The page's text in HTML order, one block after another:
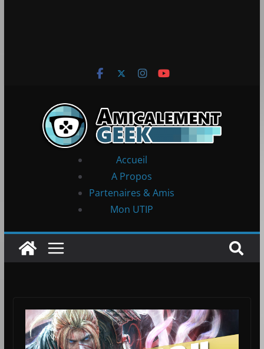
Accueil
A Propos
Partenaires & Amis
Mon UTIP